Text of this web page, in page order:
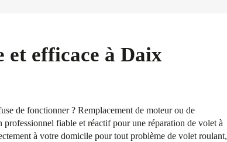
et efficace à Daix
de fonctionner ? Remplacement de moteur ou de
fiable et réactif pour une réparation de volet à
à votre domicile pour tout problème de volet roulant,